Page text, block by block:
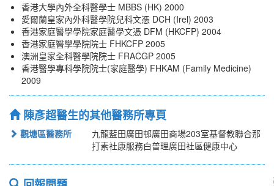
香港大學內外全科醫學士 MBBS (HK) 2000
愛爾蘭皇家內外科醫學院兒科文憑 DCH (Irel) 2003
香港家庭醫學學院家庭醫學文憑 DFM (HKCFP) 2004
香港家庭醫學學院院士 FHKCFP 2005
澳洲皇家全科醫學院院士 FRACGP 2005
香港醫學專科學院院士(家庭醫學) FHKAM (Family Medicine)
2009
陳彥超醫生的其他醫務所專頁
觀塘區醫務所
九龍藍田廣田邨廣田商場203室基督教聯合那
打素社康服務白普理廣田社區健康中心